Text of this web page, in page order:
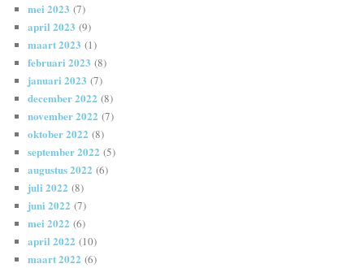
mei 2023 (7)
april 2023 (9)
maart 2023 (1)
februari 2023 (8)
januari 2023 (7)
december 2022 (8)
november 2022 (7)
oktober 2022 (8)
september 2022 (5)
augustus 2022 (6)
juli 2022 (8)
juni 2022 (7)
mei 2022 (6)
april 2022 (10)
maart 2022 (6)